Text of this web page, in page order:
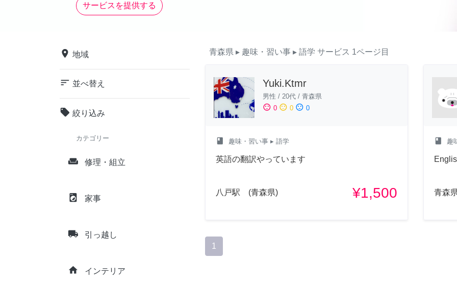
サービスを提供する
place 地域
sort 並べ替え
local_offer 絞り込み
カテゴリー
weekend 修理・組立
local_laundry_service 家事
local_shipping 引っ越し
home インテリア
青森県 ▸ 趣味・習い事 ▸ 語学 サービス 1ページ目
Yuki.Ktmr
男性 / 20代 / 青森県
sentiment_satisfied 0 sentiment_neutral 0 sentiment_dissatisfied 0
class 趣味・習い事 ▸ 語学
英語の翻訳やっています
八戸駅 (青森県) ¥1,500
class 趣
青森
1